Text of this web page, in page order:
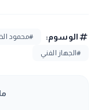
tagالوسوم: #محمود
#الجهاز الفني